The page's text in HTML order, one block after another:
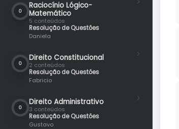
0
Raciocínio Lógico-
Matemático
5 conteúdos
Resolução de Questões
Daniela
0
Direito Constitucional
2 conteúdos
Resolução de Questões
Fabricio
0
Direito Administrativo
3 conteúdos
Resolução de Questões
Gustavo